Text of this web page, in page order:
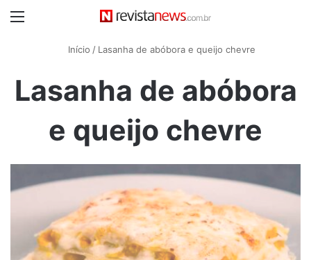
Início / Lasanha de abóbora e queijo chevre
Lasanha de abóbora
e queijo chevre